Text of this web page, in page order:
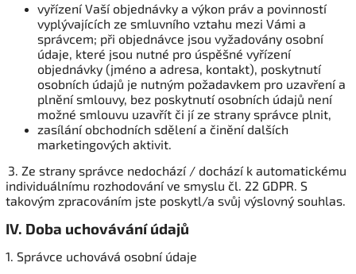
vyřízení Vaší objednávky a výkon práv a povinností
vyplývajících ze smluvního vztahu mezi Vámi a
správcem; při objednávce jsou vyžadovány osobní
údaje, které jsou nutné pro úspěšné vyřízení
objednávky (jméno a adresa, kontakt), poskytnutí
osobních údajů je nutným požadavkem pro uzavření a
plnění smlouvy, bez poskytnutí osobních údajů není
možné smlouvu uzavřít či jí ze strany správce plnit,
zasílání obchodních sdělení a činění dalších
marketingových aktivit.
3. Ze strany správce nedochází / dochází k automatickému
individuálnímu rozhodování ve smyslu čl. 22 GDPR. S
takovým zpracováním jste poskytl/a svůj výslovný souhlas.
IV. Doba uchovávání údajů
1. Správce uchovává osobní údaje